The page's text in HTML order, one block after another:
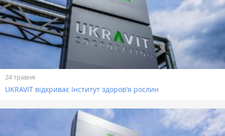
24 травня
UKRAVIT відкриває Інститут здоров'я рослин